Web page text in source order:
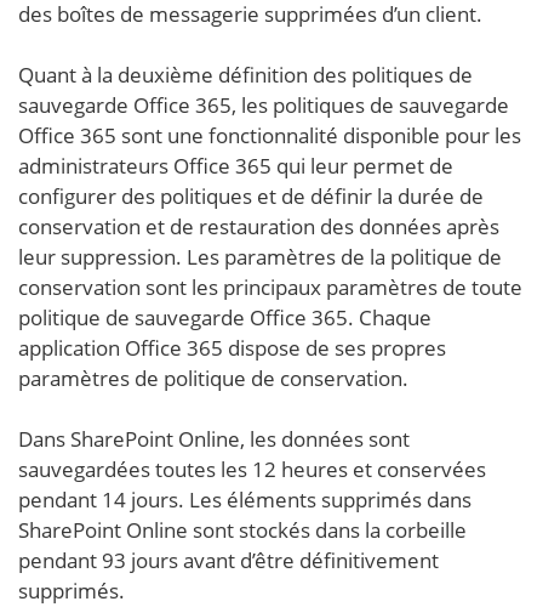
des boîtes de messagerie supprimées d’un client.
Quant à la deuxième définition des politiques de
sauvegarde Office 365, les politiques de sauvegarde
Office 365 sont une fonctionnalité disponible pour les
administrateurs Office 365 qui leur permet de
configurer des politiques et de définir la durée de
conservation et de restauration des données après
leur suppression. Les paramètres de la politique de
conservation sont les principaux paramètres de toute
politique de sauvegarde Office 365. Chaque
application Office 365 dispose de ses propres
paramètres de politique de conservation.
Dans SharePoint Online, les données sont
sauvegardées toutes les 12 heures et conservées
pendant 14 jours. Les éléments supprimés dans
SharePoint Online sont stockés dans la corbeille
pendant 93 jours avant d’être définitivement
supprimés.